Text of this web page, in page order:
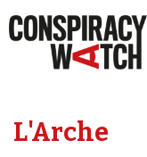
L'Arche